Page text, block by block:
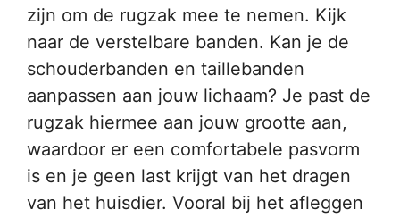
zijn om de rugzak mee te nemen. Kijk
naar de verstelbare banden. Kan je de
schouderbanden en taillebanden
aanpassen aan jouw lichaam? Je past de
rugzak hiermee aan jouw grootte aan,
waardoor er een comfortabele pasvorm
is en je geen last krijgt van het dragen
van het huisdier. Vooral bij het afleggen